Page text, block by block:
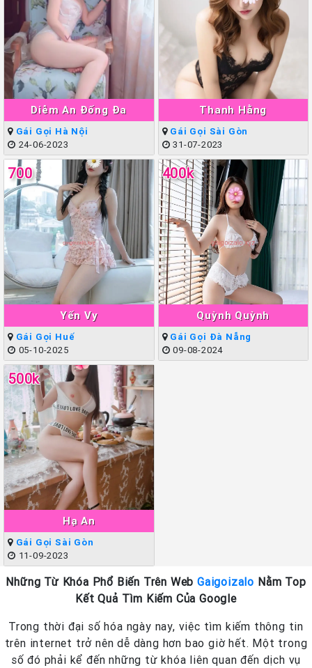
Diễm An Đống Đa
Gái Gọi Hà Nội
24-06-2023
Thanh Hằng
Gái Gọi Sài Gòn
31-07-2023
Yến Vy
700
Gái Gọi Huế
05-10-2025
Quỳnh Quỳnh
400k
Gái Gọi Đà Nẵng
09-08-2024
Hạ An
500k
Gái Gọi Sài Gòn
11-09-2023
Những Từ Khóa Phổ Biến Trên WebGaigoizalo Nằm Top
Kết Quả Tìm Kiếm Của Google
Trong thời đại số hóa ngày nay, việc tìm kiếm thông tin
trên internet trở nên dễ dàng hơn bao giờ hết. Một trong
số đó phải kể đến những từ khóa liên quan đến dịch vụ